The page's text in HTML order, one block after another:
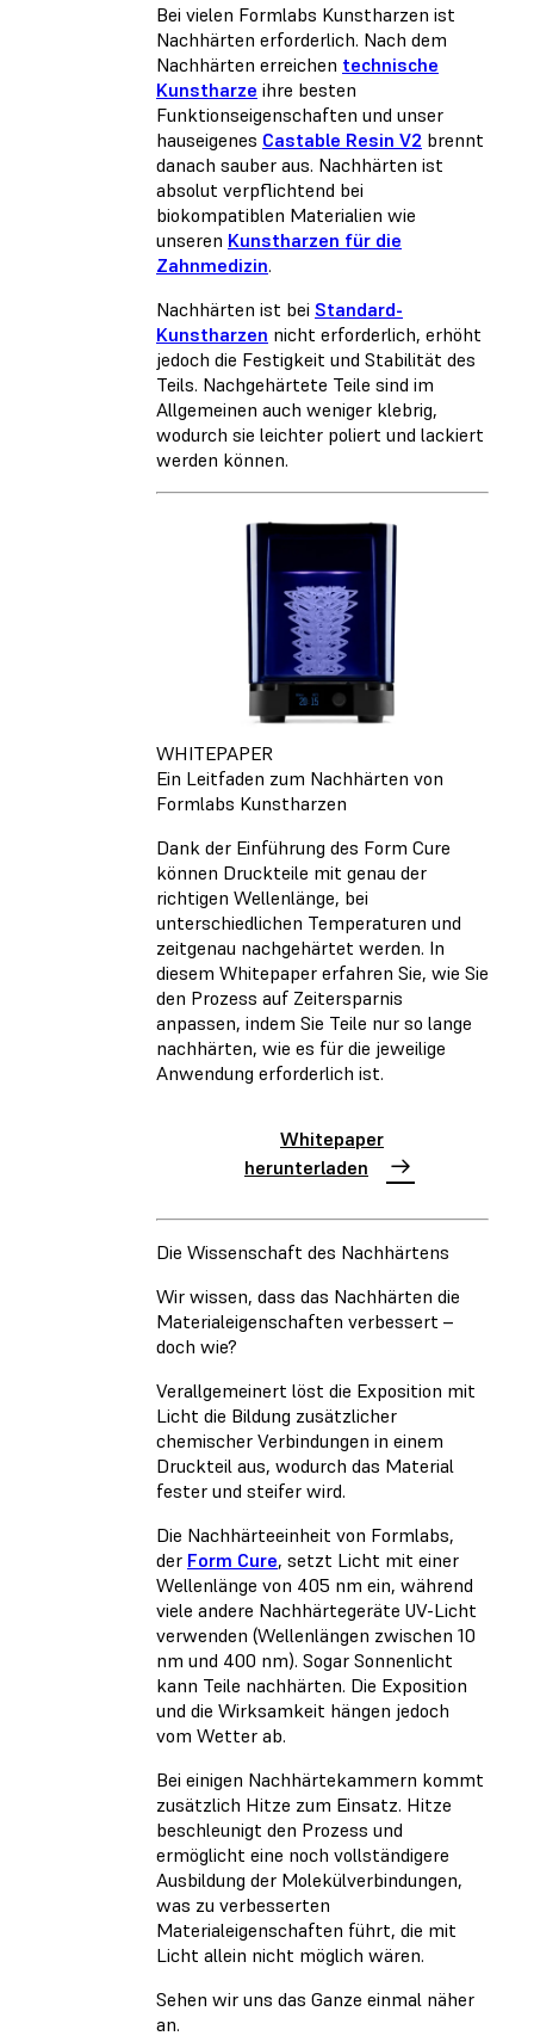
Bei vielen Formlabs Kunstharzen ist
Nachhärten erforderlich. Nach dem
Nachhärten erreichen technische
Kunstharze ihre besten
Funktionseigenschaften und unser
hauseigenes Castable Resin V2 brennt
danach sauber aus. Nachhärten ist
absolut verpflichtend bei
biokompatiblen Materialien wie
unseren Kunstharzen für die
Zahnmedizin.
Nachhärten ist bei Standard-
Kunstharzen nicht erforderlich, erhöht
jedoch die Festigkeit und Stabilität des
Teils. Nachgehärtete Teile sind im
Allgemeinen auch weniger klebrig,
wodurch sie leichter poliert und lackiert
werden können.
WHITEPAPER
Ein Leitfaden zum Nachhärten von
Formlabs Kunstharzen
Dank der Einführung des Form Cure
können Druckteile mit genau der
richtigen Wellenlänge, bei
unterschiedlichen Temperaturen und
zeitgenau nachgehärtet werden. In
diesem Whitepaper erfahren Sie, wie Sie
den Prozess auf Zeitersparnis
anpassen, indem Sie Teile nur so lange
nachhärten, wie es für die jeweilige
Anwendung erforderlich ist.
Whitepaper
herunterladen
Die Wissenschaft des Nachhärtens
Wir wissen, dass das Nachhärten die
Materialeigenschaften verbessert –
doch wie?
Verallgemeinert löst die Exposition mit
Licht die Bildung zusätzlicher
chemischer Verbindungen in einem
Druckteil aus, wodurch das Material
fester und steifer wird.
Die Nachhärteeinheit von Formlabs,
der Form Cure, setzt Licht mit einer
Wellenlänge von 405 nm ein, während
viele andere Nachhärtegeräte UV-Licht
verwenden (Wellenlängen zwischen 10
nm und 400 nm). Sogar Sonnenlicht
kann Teile nachhärten. Die Exposition
und die Wirksamkeit hängen jedoch
vom Wetter ab.
Bei einigen Nachhärtekammern kommt
zusätzlich Hitze zum Einsatz. Hitze
beschleunigt den Prozess und
ermöglicht eine noch vollständigere
Ausbildung der Molekülverbindungen,
was zu verbesserten
Materialeigenschaften führt, die mit
Licht allein nicht möglich wären.
Sehen wir uns das Ganze einmal näher
an.